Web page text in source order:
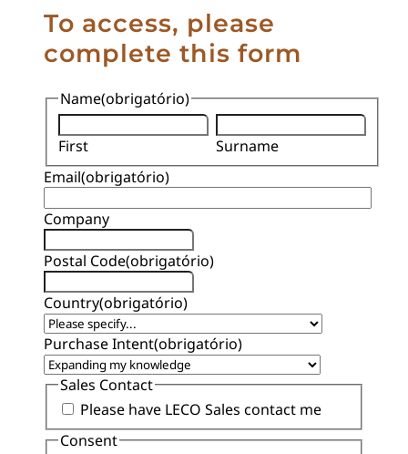
To access, please
complete this form
Name(obrigatório)
First
Surname
Email(obrigatório)
Company
Postal Code(obrigatório)
Country(obrigatório)
Purchase Intent(obrigatório)
Sales Contact
Please have LECO Sales contact me
Consent